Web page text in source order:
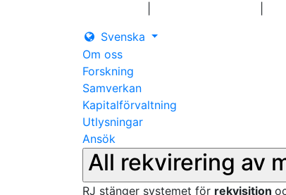
Svenska
Om oss
Forskning
Samverkan
Kapitalförvaltning
Utlysningar
Ansök
All rekvirering av
RJ stänger systemet för rekvisition